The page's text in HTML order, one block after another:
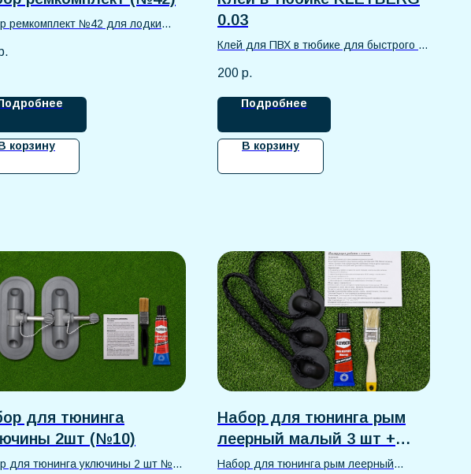
ремкомплект №42 для лодки
бассейнов и других ПВХ
корзину
0.03
Клей для ПВХ в тюбике для быстрого и
надувных матрасов, бассейнов и других
изделий. Прочное водостойкое
соединение, удобное нанесение,
подходит для экстренного ремонта.
200 р.
Подробнее
В корзину
для тюнинга
2шт (№10)
для тюнинга уключины 2 шт №10
Набор для тюнинга рым
леерный малый 3 шт +
обвязка (№5)
Набор для тюнинга рым леерный